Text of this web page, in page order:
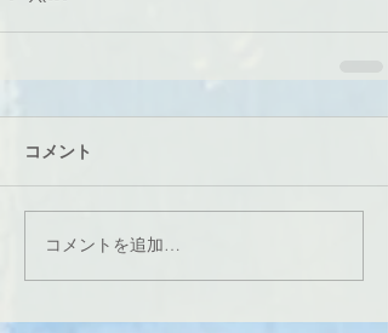
コメント
コメントを追加…